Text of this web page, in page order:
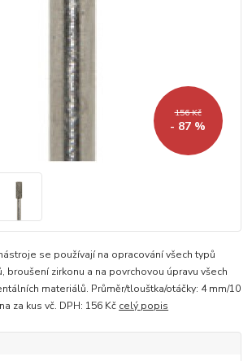
156 Kč
- 87 %
se používají na opracování všech typů
broušení zirkonu a na povrchovou úpravu všech
materiálů. Průměr/tlouštka/otáčky: 4 mm/10
za kus vč. DPH: 156 Kč celý popis